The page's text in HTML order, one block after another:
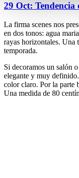
29 Oct: Tendencia
La firma scenes nos
en dos tonos: agua
rayas horizontales. Una
temporada.
Si decoramos un salón
elegante y muy
color claro. Por la parte
Una medida de 80